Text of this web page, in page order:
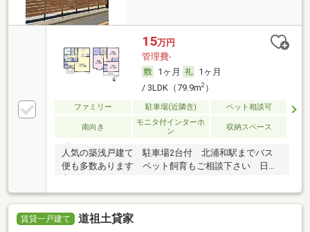
15万円
管理費-
1ヶ月
1ヶ月
/ 3LDK（79.9m2）
ファミリー 駐車場(近隣含) ペット相談可
南向き
モニタ付インターホ
ン
収納スペース
人気の築浅戸建て 駐車場2台付 北浦和駅までバス
便も多数あります ペット飼育もご相談下さい 日当
賃貸一戸建て 道祖土貸家